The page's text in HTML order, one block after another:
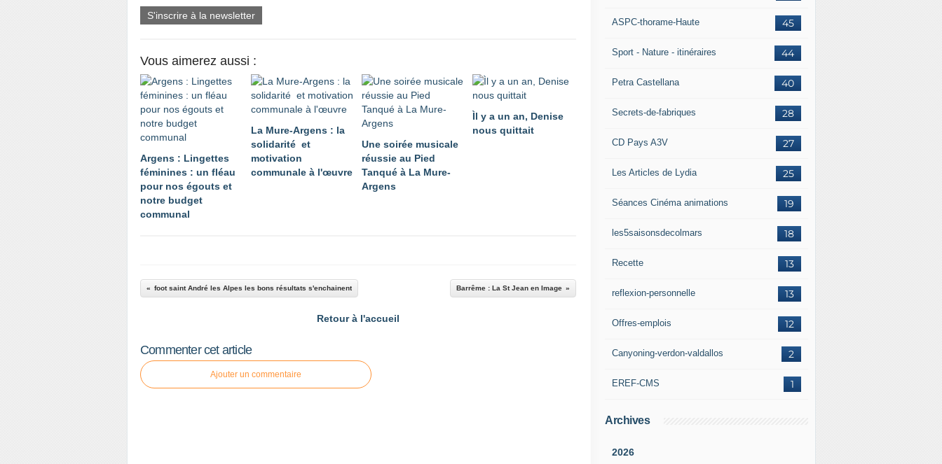
S'inscrire à la newsletter
Vous aimerez aussi :
Argens : Lingettes
féminines : un fléau
pour nos égouts et
notre budget
communal
La Mure-Argens : la
solidarité et
motivation
communale à l'œuvre
Une soirée musicale
réussie au Pied
Tanqué à La Mure-
Argens
Ìl y a un an, Denise
nous quittait
foot saint André les Alpes les bons résultats s'enchainent Barrême : La St Jean en Image
Retour à l'accueil
Commenter cet article
Ajouter un commentaire
45
ASPC-thorame-Haute
44
Sport - Nature - itinéraires
40
Petra Castellana
28
Secrets-de-fabriques
27
CD Pays A3V
25
Les Articles de Lydia
19
Séances Cinéma animations
18
les5saisonsdecolmars
13
Recette
13
reflexion-personnelle
12
Offres-emplois
2
Canyoning-verdon-valdallos
1
EREF-CMS
Archives
2026